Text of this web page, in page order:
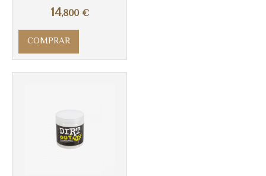
14,800 €
COMPRAR